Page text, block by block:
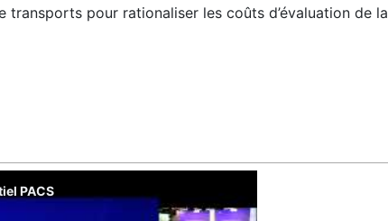
transports pour rationaliser les coûts d’évaluation de la
PACS